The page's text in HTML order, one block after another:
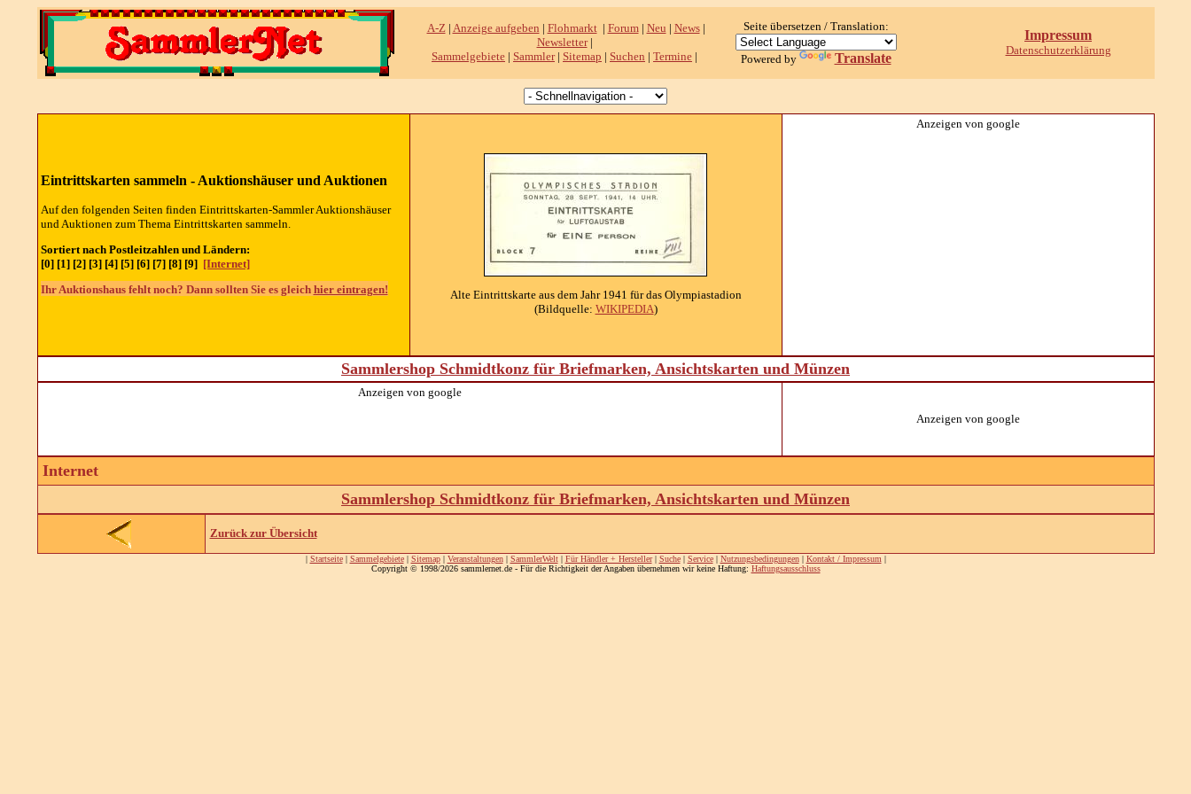
A-Z| Anzeige aufgeben | Flohmarkt| Forum| Neu | News|
Newsletter|
Sammelgebiete | Sammler| Sitemap | Suchen | Termine |
Seite übersetzen / Translation:
Powered by Translate
Impressum
Datenschutzerklärung
Eintrittskarten sammeln - Auktionshäuser und Auktionen
Auf den folgenden Seiten finden Eintrittskarten-Sammler Auktionshäuser
und Auktionen zum Thema Eintrittskarten sammeln.
Sortiert nach Postleitzahlen und Ländern:
[0] [1] [2] [3] [4] [5] [6] [7] [8] [9] [Internet]
Ihr Auktionshaus fehlt noch? Dann sollten Sie es gleich hier eintragen!
Alte Eintrittskarte aus dem Jahr 1941 für das Olympiastadion
(Bildquelle: WIKIPEDIA)
Anzeigen von google
Sammlershop Schmidtkonz für Briefmarken, Ansichtskarten und Münzen
Anzeigen von google
Anzeigen von google
Internet
Sammlershop Schmidtkonz für Briefmarken, Ansichtskarten und Münzen
Zurück zur Übersicht
| Startseite| Sammelgebiete| Sitemap| Veranstaltungen| SammlerWelt| Für Händler + Hersteller| Suche| Service| Nutzungsbedingungen| Kontakt / Impressum |
Copyright © 1998/2026 sammlernet.de - Für die Richtigkeit der Angaben übernehmen wir keine Haftung: Haftungsausschluss